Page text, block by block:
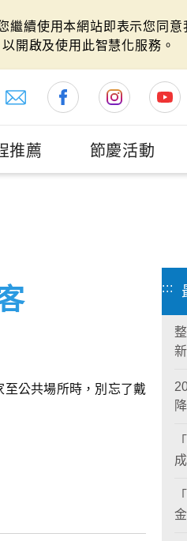
續使用本網站即表示您同意
開啟及使用此智慧化服務。
推薦 節慶活動
公共場所時，別忘了戴
:::
成功 北觀處